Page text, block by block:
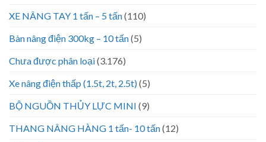
XE NÂNG TAY 1 tấn – 5 tấn(110)
Bàn nâng điện 300kg – 10 tấn(5)
Chưa được phân loại(3.176)
Xe nâng điện thấp (1.5t, 2t, 2.5t)(5)
BỘ NGUỒN THỦY LỰC MINI (9)
THANG NÂNG HÀNG 1 tấn- 10 tấn(12)